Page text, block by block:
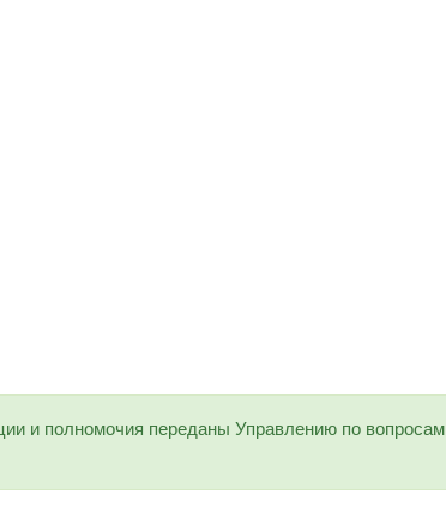
и полномочия переданы Управлению по вопросам